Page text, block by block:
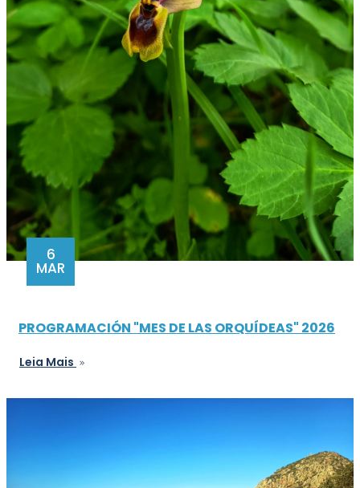
6
MAR
PROGRAMACIÓN "MES DE LAS ORQUÍDEAS" 2026
Leia Mais